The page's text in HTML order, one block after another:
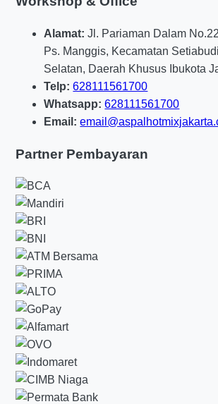
Alamat: Jl. Pariaman Dalam
Ps. Manggis, Kecamatan
Selatan, Daerah Khusus Ibukota
Telp: 628111561700
Whatsapp: 628111561700
Email:
Partner Pembayaran